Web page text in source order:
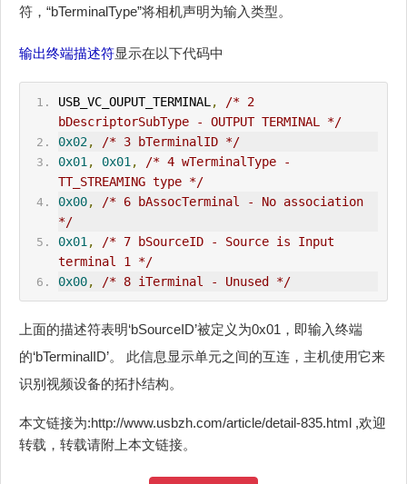
符，“bTerminalType”将相机声明为输入类型。
输出终端描述符显示在以下代码中
USB_VC_OUPUT_TERMINAL ,
/* 2
bDescriptorSubType - OUTPUT TERMINAL */
0x02,
/* 3 bTerminalID */
0x01 , 0x01 ,
/* 4 wTerminalType -
TT_STREAMING type */
0x00, /* 6 bAssocTerminal
- No association
*/
0x01 ,
/* 7 bSourceID - Source is Input
terminal 1 */
0x00, /* 8 iTerminal - Unused */
上面的描述符表明‘bSourceID’被定义为0x01，即输入终端
的‘bTerminalID’。 此信息显示单元之间的互连，主机使用它来
识别视频设备的拓扑结构。
本文链接为:http://www.usbzh.com/article/detail-835.html ,欢迎
转载，转载请附上本文链接。